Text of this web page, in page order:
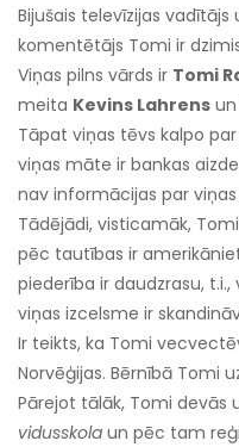
Bijušais televīzijas
komentētājs Tomi ir
Viņas pilns vārds ir Tomi
meita Kevins Lahrens un
Tāpat viņas tēvs kalpo
viņas māte ir bankas
nav informācijas par
Tādējādi, visticamāk,
pēc tautības ir
piederība ir daudzrasu,
viņas izcelsme ir
Ir teikts, ka Tomi
Norvēģijas. Bērnībā Tomi
Pārejot tālāk, Tomi devās
vidusskola un pēc tam